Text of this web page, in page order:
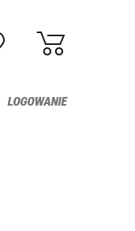
LOGOWANIE